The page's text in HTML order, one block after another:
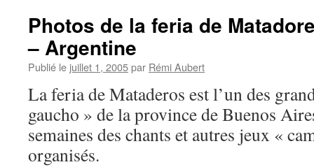
Boca
–
Buenos
Aires
Argentine
Photos de la feria de
– Argentine
Publié le juillet 1, 2005par Rémi Aubert
La feria de Mataderos est l’un des
gaucho » de la province de Buenos
semaines des chants et autres jeux «
organisés.